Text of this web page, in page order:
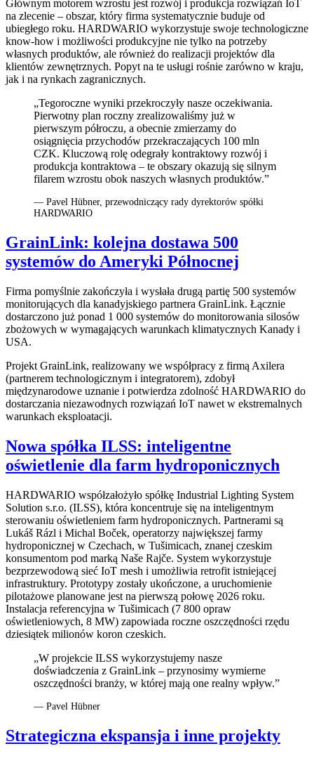
Głównym motorem wzrostu jest rozwój i produkcja rozwiązań IoT
na zlecenie – obszar, który firma systematycznie buduje od
ubiegłego roku. HARDWARIO wykorzystuje swoje technologiczne
know-how i możliwości produkcyjne nie tylko na potrzeby
własnych produktów, ale również do realizacji projektów dla
klientów zewnętrznych. Popyt na te usługi rośnie zarówno w kraju,
jak i na rynkach zagranicznych.
„Tegoroczne wyniki przekroczyły nasze oczekiwania.
Pierwotny plan roczny zrealizowaliśmy już w
pierwszym półroczu, a obecnie zmierzamy do
osiągnięcia przychodów przekraczających 100 mln
CZK. Kluczową rolę odegrały kontraktowy rozwój i
produkcja kontraktowa – te obszary okazują się silnym
filarem wzrostu obok naszych własnych produktów.”
— Pavel Hübner, przewodniczący rady dyrektorów spółki
HARDWARIO
GrainLink: kolejna dostawa 500
systemów do Ameryki Północnej
Firma pomyślnie zakończyła i wysłała drugą partię 500 systemów
monitorujących dla kanadyjskiego partnera GrainLink. Łącznie
dostarczono już ponad 1 000 systemów do monitorowania silosów
zbożowych w wymagających warunkach klimatycznych Kanady i
USA.
Projekt GrainLink, realizowany we współpracy z firmą Axilera
(partnerem technologicznym i integratorem), zdobył
międzynarodowe uznanie i potwierdza zdolność HARDWARIO do
dostarczania niezawodnych rozwiązań IoT nawet w ekstremalnych
warunkach eksploatacji.
Nowa spółka ILSS: inteligentne
oświetlenie dla farm hydroponicznych
HARDWARIO współzałożyło spółkę Industrial Lighting System
Solution s.r.o. (ILSS), która koncentruje się na inteligentnym
sterowaniu oświetleniem farm hydroponicznych. Partnerami są
Lukáš Rázl i Michal Boček, operatorzy największej farmy
hydroponicznej w Czechach, w Tušimicach, znanej czeskim
konsumentom pod marką Naše Rajče. System wykorzystuje
bezprzewodową sieć IoT mesh i umożliwia retrofit istniejącej
infrastruktury. Prototypy zostały ukończone, a uruchomienie
pilotażowe planowane jest na pierwszą połowę 2026 roku.
Instalacja referencyjna w Tušimicach (7 800 opraw
oświetleniowych, 8 MW) zapowiada roczne oszczędności rzędu
dziesiątek milionów koron czeskich.
„W projekcie ILSS wykorzystujemy nasze
doświadczenia z GrainLink – przynosimy wymierne
oszczędności branży, w której mają one realny wpływ.”
— Pavel Hübner
Strategiczna ekspansja i inne projekty